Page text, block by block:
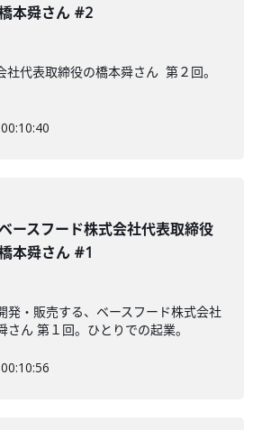
本舜さん #2
社代表取締役の橋本舜さん 第２回。
00:10:40
ースフード株式会社代表取締役
本舜さん #1
発・販売する、ベースフード株式会社
ん 第１回。ひとりでの起業。
00:10:56